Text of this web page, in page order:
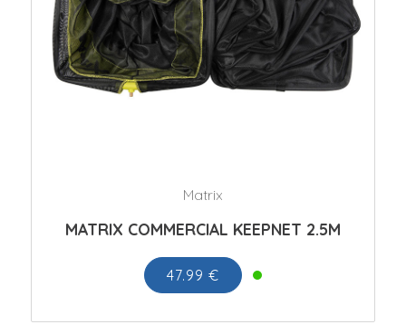
Matrix
MATRIX COMMERCIAL KEEPNET 2.5M
47.99 €